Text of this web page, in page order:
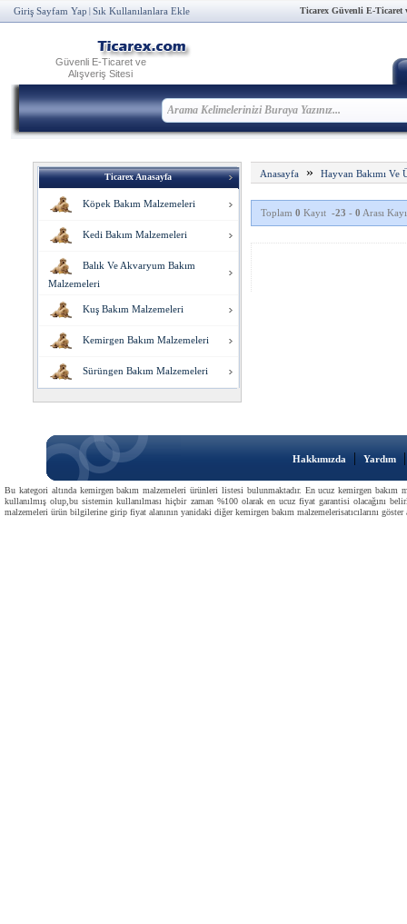
Giriş Sayfam Yap Sık Kullanılanlara Ekle Ticarex Güvenli E-Ticaret
Güvenli E-Ticaret ve
Alışveriş Sitesi
Ticarex Anasayfa
Köpek Bakım Malzemeleri
Kedi Bakım Malzemeleri
Balık Ve Akvaryum Bakım
Malzemeleri
Kuş Bakım Malzemeleri
Kemirgen Bakım Malzemeleri
Sürüngen Bakım Malzemeleri
Anasayfa » Hayvan Bakımı Ve
Toplam 0 Kayıt -23 - 0 Arası
Hakkımızda | Yardım
Bu kategori altında kemirgen bakım malzemeleri ürünleri listesi bulunmaktadır. En ucuz kemirgen
kullanılmış olup,bu sistemin kullanılması hiçbir zaman %100 olarak en ucuz fiyat garantisi olacağını
malzemeleri ürün bilgilerine girip fiyat alanının yanidaki diğer kemirgen bakım malzemelerisatıcılarını